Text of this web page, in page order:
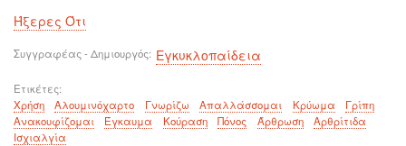
Ήξερες Ότι
Συγγραφέας - Δημιουργός Εγκυκλοπαίδεια
Ετικέτες
Χρήση
Αλουμινόχαρτο Γνωρίζω Απαλλάσσομαι Κρύωμα
Γρίπη
Ανακουφίζομαι
Έγκαυμα Κούραση Πόνος Άρθρωση
Αρθρίτιδα
Ισχιαλγία